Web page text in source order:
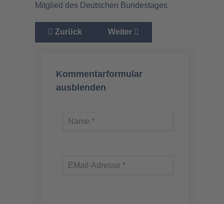
Mitglied des Deutschen Bundestages
Vorheriger Beitrag: Remigration sofort- nur
Zurück Nächster Beitrag: Trumps
Weiter
Kommentarformular
ausblenden